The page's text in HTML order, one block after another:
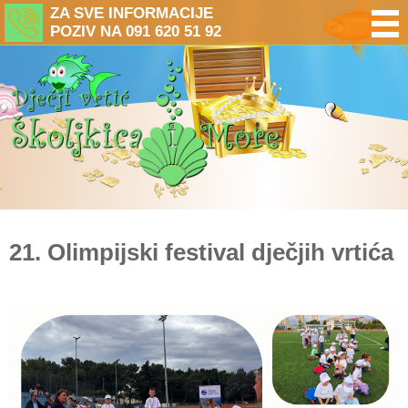
ZA SVE INFORMACIJE
POZIV NA 091 620 51 92
21. Olimpijski festival dječjih vrtića